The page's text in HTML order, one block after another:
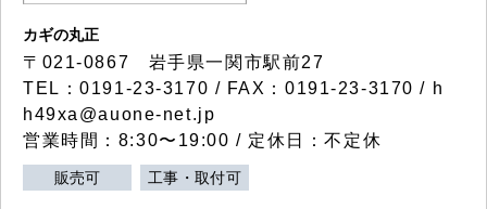
カギの丸正
〒021-0867 岩手県一関市駅前27
TEL：0191-23-3170 / FAX：0191-23-3170 / h
h49xa@auone-net.jp
営業時間：8:30〜19:00 / 定休日：不定休
販売可 工事・取付可